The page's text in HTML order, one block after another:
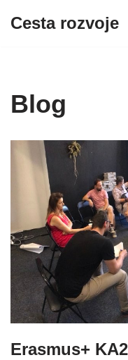
Cesta rozvoje
Blog
Erasmus+